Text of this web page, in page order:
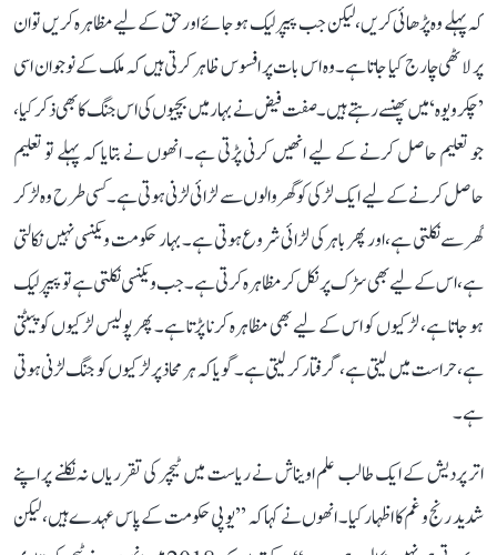
کہ پہلے وہ پڑھائی کریں، لیکن جب پیپر لیک ہو جائے اور حق کے لیے مظاہرہ کریں تو ان
پر لاٹھی چارج کیا جاتا ہے۔ وہ اس بات پر افسوس ظاہر کرتی ہیں کہ ملک کے نوجوان اسی
’چکرویوہ‘ میں پھنسے رہتے ہیں۔ صفت فیض نے بہار میں بچیوں کی اس جنگ کا بھی ذکر کیا،
جو تعلیم حاصل کرنے کے لیے انھیں کرنی پڑتی ہے۔ انھوں نے بتایا کہ پہلے تو تعلیم
حاصل کرنے کے لیے ایک لڑکی کو گھر والوں سے لڑائی لڑنی ہوتی ہے۔ کسی طرح وہ لڑ کر
گھر سے نکلتی ہے، اور پھر باہر کی لڑائی شروع ہوتی ہے۔ بہار حکومت ویکنسی نہیں نکالتی
ہے، اس کے لیے بھی سڑک پر نکل کر مظاہرہ کرتی ہے۔ جب ویکنسی نکلتی ہے تو پیپر لیک
ہو جاتا ہے، لڑکیوں کو اس کے لیے بھی مظاہرہ کرنا پڑتا ہے۔ پھر پولیس لڑکیوں کو پیٹتی
ہے، حراست میں لیتی ہے، گرفتار کر لیتی ہے۔ گویا کہ ہر محاذ پر لڑکیوں کو جنگ لڑنی ہوتی
ہے۔
اتر پردیش کے ایک طالب علم اویناش نے ریاست میں ٹیچر کی تقرریاں نہ نکلنے پر اپنے
شدید رنج و غم کا اظہار کیا۔ انھوں نے کہا کہ ’’یوپی حکومت کے پاس عہدے ہیں، لیکن